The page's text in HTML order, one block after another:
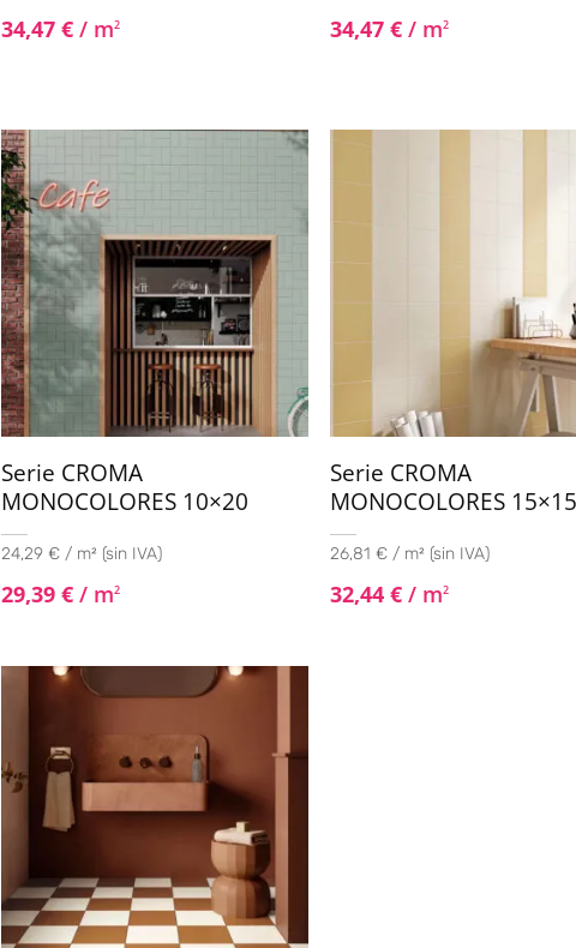
34,47 € / m2 34,47€ / m2
Serie CROMA
MONOCOLORES 10×20
24,29 € / m² (sin IVA)
29,39 € / m2
Serie CROMA
MONOCOLORES 15×15
26,81 € / m² (sin IVA)
32,44€ / m2